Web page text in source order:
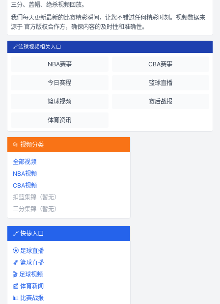
三分、盖帽、绝杀视频回放。
我们每天更新最新的比赛精彩瞬间，让您不错过任何精彩时刻。视频数据来
源于 官方版权合作方，确保内容的及时性和准确性。
🔗篮球视频相关入口
NBA赛事 CBA赛事
今日赛程 篮球直播
篮球视频 赛后战报
体育资讯
📂 视频分类
全部视频
NBA视频
CBA视频
扣篮集锦（暂无）
三分集锦（暂无）
🔗 快捷入口
⚽ 足球直播
🏀 篮球直播
🎬 足球视频
📰 体育新闻
📊 比赛战报